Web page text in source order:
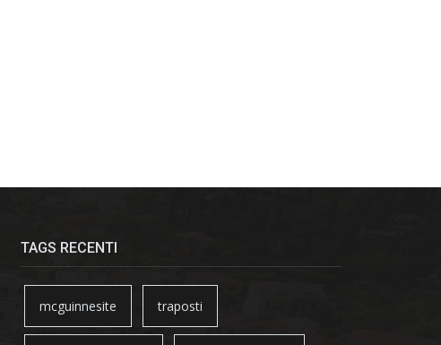
TAGS RECENTI
mcguinnesite traposti